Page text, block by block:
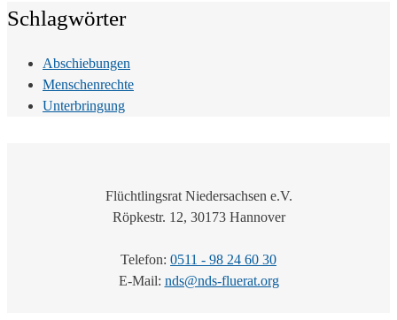
Schlagwörter
Abschiebungen
Menschenrechte
Unterbringung
Flüchtlingsrat Niedersachsen e.V.
Röpkestr. 12, 30173 Hannover
Telefon: 0511 - 98 24 60 30
E-Mail: nds@nds-fluerat.org